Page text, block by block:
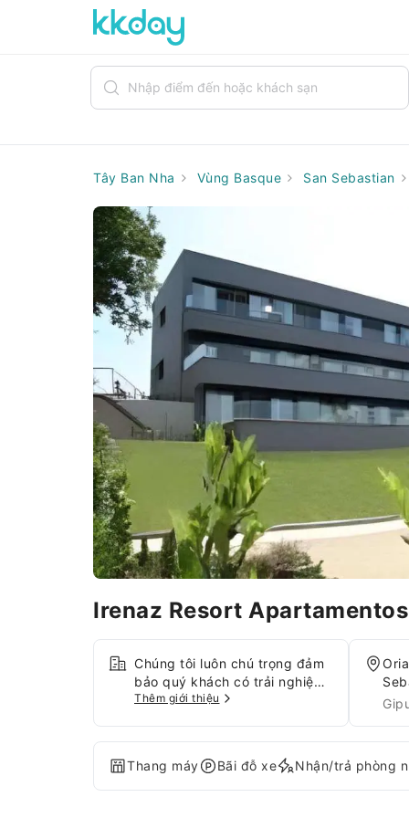
Tây Ban Nha Vùng Basque San Sebastian
Irenaz Resort Apartamentos
Chúng tôi luôn chú trọng đảm
bảo quý khách có trải nghiệm
thoải mái qua các dịch vụ và
với Internet và Wi-Fi miễn phí
tại cơ sở lưu trú.Các dịch vụ
đưa đón do Irenaz Resort
Thêm giới thiệu
Thang máy Bãi đỗ xe Nhận/trả phòng